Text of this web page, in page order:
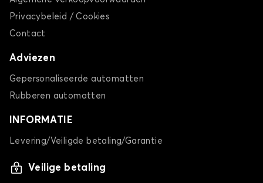
Privacybeleid / Cookies
Contact
Adviezen
Gepersonaliseerde automatten
Rubberen automatten
INFORMATIE
Levering/Veiligde betaling/Garantie
Veilige betaling